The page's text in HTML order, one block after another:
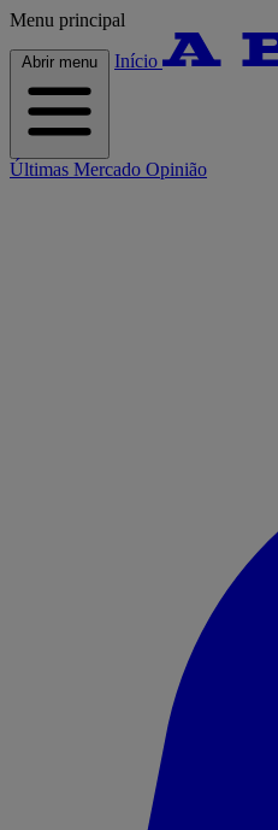
Menu principal
Abrir menu Início
Últimas Mercado Opinião